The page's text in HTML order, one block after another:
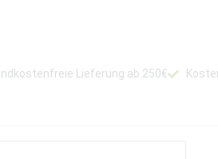
Lieferung ab 250€